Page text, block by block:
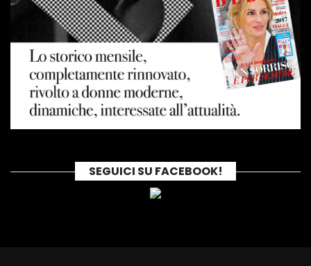
SEGUICI SU FACEBOOK!